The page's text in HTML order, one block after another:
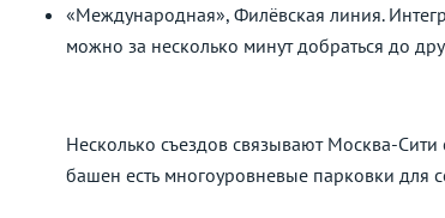
«Международная», Филёвская линия.
можно за несколько минут добраться до
Несколько съездов связывают Москва-
башен есть многоуровневые парковки для